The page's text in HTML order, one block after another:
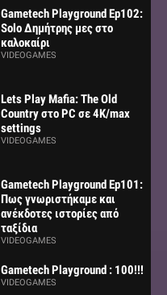
Gametech Playground Ep102:
Solo Δημήτρης μες στο
καλοκαίρι
VIDEOGAMES
Lets Play Mafia: The Old
Country στο PC σε 4K/max
settings
VIDEOGAMES
Gametech Playground Ep101:
Πως γνωριστήκαμε και
ανέκδοτες ιστορίες από
ταξίδια
VIDEOGAMES
Gametech Playground : 100!!!
VIDEOGAMES